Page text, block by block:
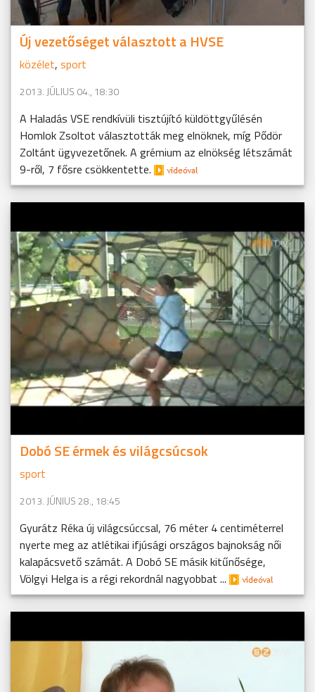
Új vezetőséget választott a HVSE
közélet, sport
2013. JÚLIUS 04., 18:30
A Haladás VSE rendkívüli tisztújító küldöttgyűlésén
Homlok Zsoltot választották meg elnöknek, míg Pődör
Zoltánt ügyvezetőnek. A grémium az elnökség létszámát
9-ről, 7 fősre csökkentette.
Dobó SE érmek és világcsúcsok
sport
2013. JÚNIUS 28., 18:45
Gyurátz Réka új világcsúccsal, 76 méter 4 centiméterrel
nyerte meg az atlétikai ifjúsági országos bajnokság női
kalapácsvető számát. A Dobó SE másik kitűnősége,
Völgyi Helga is a régi rekordnál nagyobbat ...